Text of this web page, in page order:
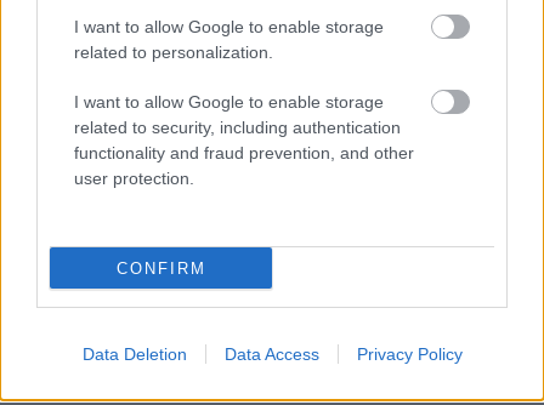
I want to allow Google to enable storage
related to personalization.
I want to allow Google to enable storage
related to security, including authentication
functionality and fraud prevention, and other
user protection.
CONFIRM
Data Deletion Data Access Privacy Policy
törölni kell az Alaptörvényből. A gyakorlatban már
körvonalazódik egy ilyen irány: a CEU lassan kiszorul
össztűz alatt, de azért van még mit tenni.
Amire büszkék vagyunk – munkatársaink
oktatási tevékenységéről
maradunk a tudományos és oktatási tevékenységet
végző kollégáinkra. Több munkatársunk rendelkezik
PhD-fokozattal, egyikünk éppen habilitál. Kollégáink
némelyikének külföldi egyetemről is van diplomája,
és nem csak itthon, hanem külföldön is tanít.